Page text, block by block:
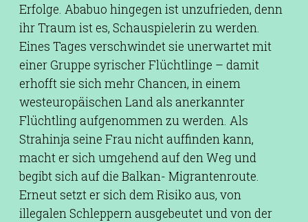
Erfolge. Ababuo hingegen ist unzufrieden, denn
ihr Traum ist es, Schauspielerin zu werden.
Eines Tages verschwindet sie unerwartet mit
einer Gruppe syrischer Flüchtlinge – damit
erhofft sie sich mehr Chancen, in einem
westeuropäischen Land als anerkannter
Flüchtling aufgenommen zu werden. Als
Strahinja seine Frau nicht auffinden kann,
macht er sich umgehend auf den Weg und
begibt sich auf die Balkan- Migrantenroute.
Erneut setzt er sich dem Risiko aus, von
illegalen Schleppern ausgebeutet und von der